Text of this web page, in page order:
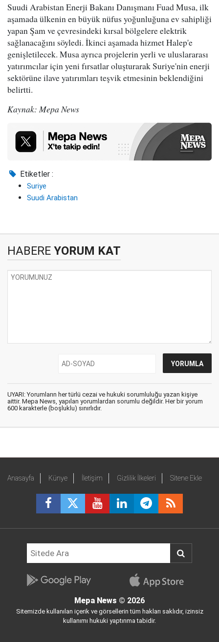
Suudi Arabistan Enerji Bakanı Danışmanı Fuad Musa, ilk
aşamada ülkenin en büyük nüfus yoğunluğuna ev sahipliği
yapan Şam ve çevresindeki kırsal bölgelere elektrik
sağlanacağını söyledi. İkinci aşamada hizmet Halep'e
genişletilecek. Musa ayrıca projelerin yerli ve uluslararası
yatırımcılar için yeni fırsatlar oluşturarak Suriye'nin enerji
sektörüne ilave yatırımları teşvik etmesinin beklendiğini
belirtti.
Kaynak: Mepa News
Etiketler :
Suriye
Suudi Arabistan
HABERE YORUM KAT
UYARI: Yorumların her türlü cezai ve hukuki sorumluluğu yazan kişiye
aittir. Mepa News, yapılan yorumlardan sorumlu değildir. Her bir yorum
600 karakterle (boşluklu) sınırlıdır.
Anasayfa Künye İletişim Gizlilik İlkeleri Sitene Ekle
Mepa News © 2026
Sitemizde kullanılan içerik ve görsellerin tüm hakları saklıdır, izinsiz
kullanımı hukuki yaptırıma tabidir.